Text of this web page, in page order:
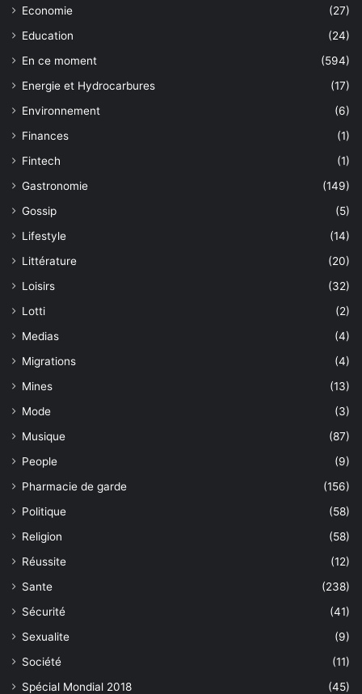
Economie
(27)
Education
(24)
En ce moment
(594)
Energie et Hydrocarbures
(17)
Environnement
(6)
Finances
(1)
Fintech
(1)
Gastronomie
(149)
Gossip
(5)
Lifestyle
(14)
Littérature
(20)
Loisirs
(32)
Lotti
(2)
Medias
(4)
Migrations
(4)
Mines
(13)
Mode
(3)
Musique
(87)
People
(9)
Pharmacie de garde
(156)
Politique
(58)
Religion
(58)
Réussite
(12)
Sante
(238)
Sécurité
(41)
Sexualite
(9)
Société
(11)
Spécial Mondial 2018
(45)